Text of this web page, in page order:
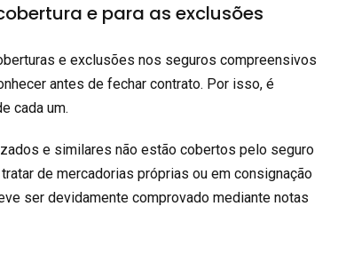
e para as exclusões
e exclusões nos seguros compreensivos
antes de fechar contrato. Por isso, é
cada um.
e similares não estão cobertos pelo seguro
de mercadorias próprias ou em consignação
ser devidamente comprovado mediante notas